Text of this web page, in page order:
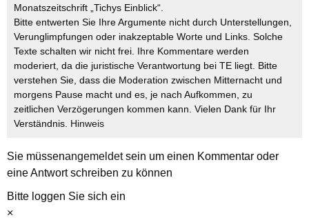
Monatszeitschrift „Tichys Einblick“.
Bitte entwerten Sie Ihre Argumente nicht durch Unterstellungen,
Verunglimpfungen oder inakzeptable Worte und Links. Solche
Texte schalten wir nicht frei. Ihre Kommentare werden
moderiert, da die juristische Verantwortung bei TE liegt. Bitte
verstehen Sie, dass die Moderation zwischen Mitternacht und
morgens Pause macht und es, je nach Aufkommen, zu
zeitlichen Verzögerungen kommen kann. Vielen Dank für Ihr
Verständnis. Hinweis
Sie müssenangemeldetsein um einen Kommentar oder
eine Antwort schreiben zu können
Bitte loggen Sie sich ein
×